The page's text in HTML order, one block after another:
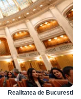
Realitatea de Bucuresti